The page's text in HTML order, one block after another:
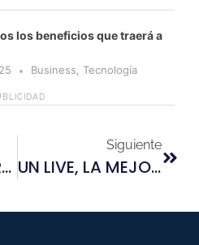
los beneficios que traerá a
Business, Tecnología
PERMANECE CERCA DE TU AUDIENCIA CREANDO CONTENIDOS PERSUASIVOS
Siguiente
UN LIVE, LA MEJOR FORMA DE INSPIRAR A TUS SEGUIDORES